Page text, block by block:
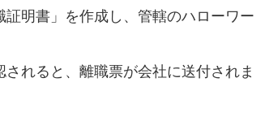
明書」を作成し、管轄のハローワー
れると、離職票が会社に送付されま